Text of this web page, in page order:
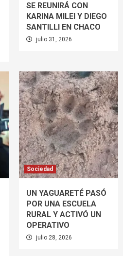
SE REUNIRÁ CON
KARINA MILEI Y DIEGO
SANTILLI EN CHACO
julio 31, 2026
Sociedad
UN YAGUARETÉ PASÓ
POR UNA ESCUELA
RURAL Y ACTIVÓ UN
OPERATIVO
julio 28, 2026